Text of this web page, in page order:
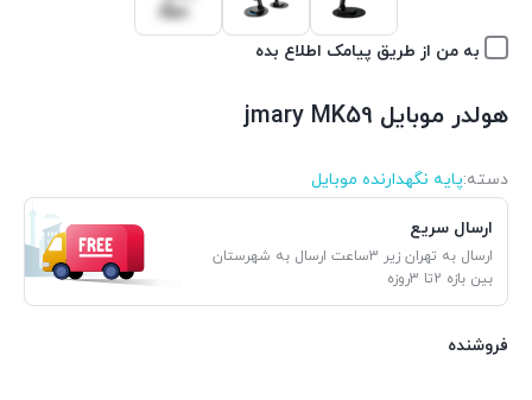
به من از طریق پیامک اطلاع بده
هولدر موبایل jmary MK59
دسته:پایه نگهدارنده موبایل
ارسال سریع
ارسال به تهران زیر 3ساعت ارسال به شهرستان
بین بازه 2تا 3روزه
فروشنده